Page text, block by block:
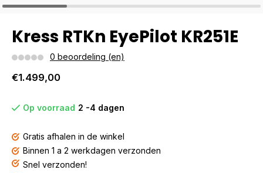
Kress RTKn EyePilot KR251E
0 beoordeling (en)
€1.499,00
Op voorraad 2 -4 dagen
Gratis afhalen in de winkel
Binnen 1 a 2 werkdagen verzonden
Snel verzonden!